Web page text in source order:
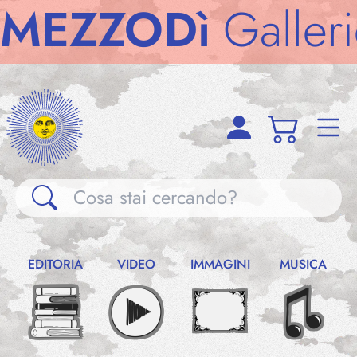
Gallerie
Gallerie
Notizie
EDITORIA VIDEO IMMAGINI MUSICA